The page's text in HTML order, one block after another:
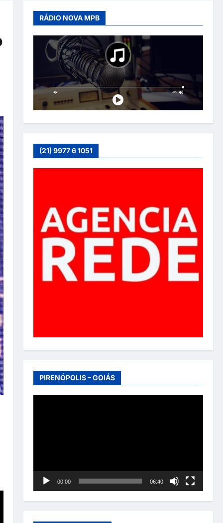
RÁDIO NOVA MPB
(21) 9977 6 1051
PIRENÓPOLIS – GOIÁS
00:00 06:40